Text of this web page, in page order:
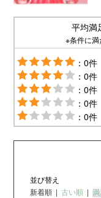
平均満
※条件に満
：0件
：0件
：0件
：0件
：0件
並び替え
新着順 | 古い順 |